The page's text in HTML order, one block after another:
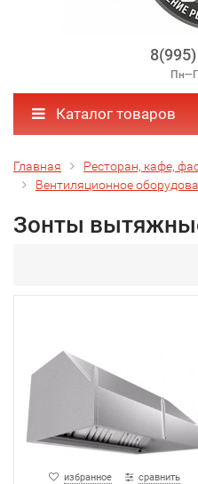
Каталог товаров
Главная
Ресторан, кафе,
Вентиляционное
Зонты
избранное сравнить